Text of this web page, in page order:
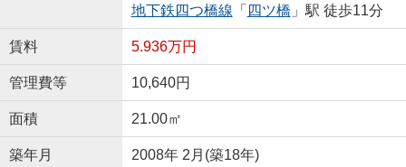
地下鉄四つ橋線 「 四ツ橋 」駅 徒歩11分
賃料 5.936万円
管理費等 10,640円
面積 21.00㎡
築年月 2008年 2月(築18年)